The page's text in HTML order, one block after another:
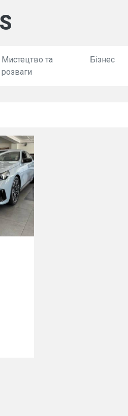
Мистецтво та
розваги
Бізнес